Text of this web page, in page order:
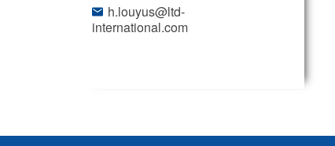
h.louyus@ltd-
international.com